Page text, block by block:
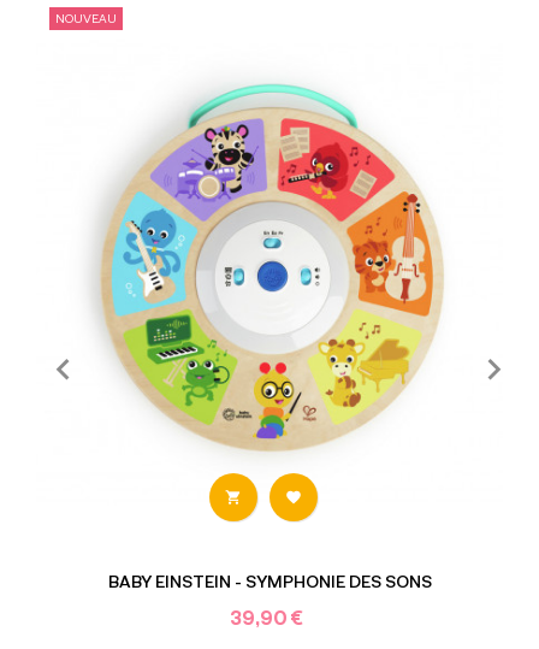
NOUVEAU
 
BABY EINSTEIN - SYMPHONIE DES SONS
39,90 €